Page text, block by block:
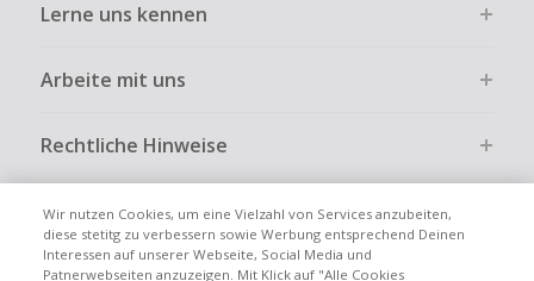
Gewerbliche, Reseller- oder ungewöhnlich große
Cashback ausgeschlossen.
über TopCashback gestartet wurde.
Lerne uns kennen
Arbeite mit uns
Rechtliche Hinweise
Globale Websites UK US CN JP FR AU
Wir nutzen Cookies, um eine Vielzahl von Services anzubeiten,
diese stetitg zu verbessern sowie Werbung entsprechend Deinen
Interessen auf unserer Webseite, Social Media und
Patnerwebseiten anzuzeigen. Mit Klick auf "Alle Cookies